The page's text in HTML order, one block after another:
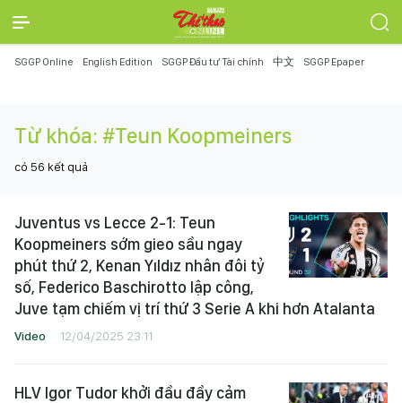
SGGP Online English Edition SGGP Đầu tư Tài chính 中文 SGGP Epaper
Từ khóa: #Teun Koopmeiners
có 56 kết quả
Juventus vs Lecce 2-1: Teun
Koopmeiners sớm gieo sầu ngay
phút thứ 2, Kenan Yıldız nhân đôi tỷ
số, Federico Baschirotto lập công,
Juve tạm chiếm vị trí thứ 3 Serie A khi hơn Atalanta
Video 12/04/2025 23:11
HLV Igor Tudor khởi đầu đầy cảm